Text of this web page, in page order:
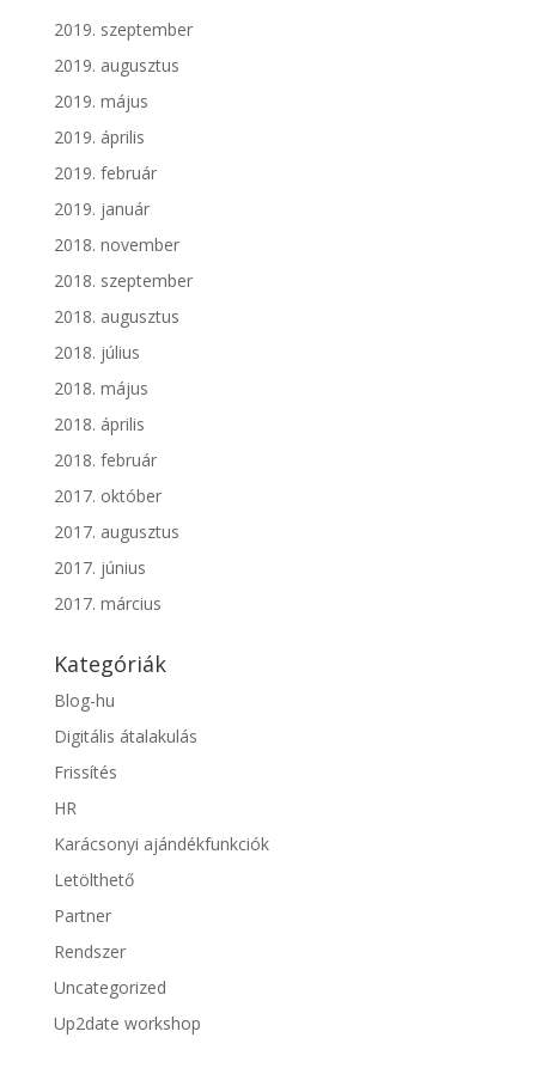
2019. szeptember
2019. augusztus
2019. május
2019. április
2019. február
2019. január
2018. november
2018. szeptember
2018. augusztus
2018. július
2018. május
2018. április
2018. február
2017. október
2017. augusztus
2017. június
2017. március
Kategóriák
Blog-hu
Digitális átalakulás
Frissítés
HR
Karácsonyi ajándékfunkciók
Letölthető
Partner
Rendszer
Uncategorized
Up2date workshop